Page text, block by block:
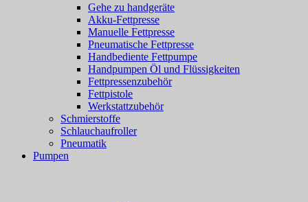
Gehe zu handgeräte
Akku-Fettpresse
Manuelle Fettpresse
Pneumatische Fettpresse
Handbediente Fettpumpe
Handpumpen Öl und Flüssigkeiten
Fettpressenzubehör
Fettpistole
Werkstattzubehör
Schmierstoffe
Schlauchaufroller
Pneumatik
Pumpen